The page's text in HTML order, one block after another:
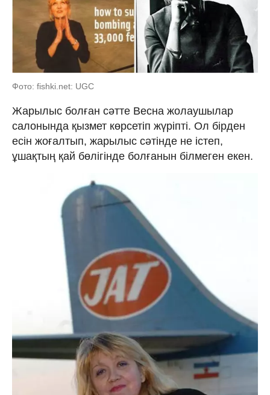
Фото: fishki.net: UGC
Жарылыс болған сәтте Весна жолаушылар
салонында қызмет көрсетіп жүріпті. Ол бірден
есін жоғалтып, жарылыс сәтінде не істеп,
ұшақтың қай бөлігінде болғанын білмеген екен.